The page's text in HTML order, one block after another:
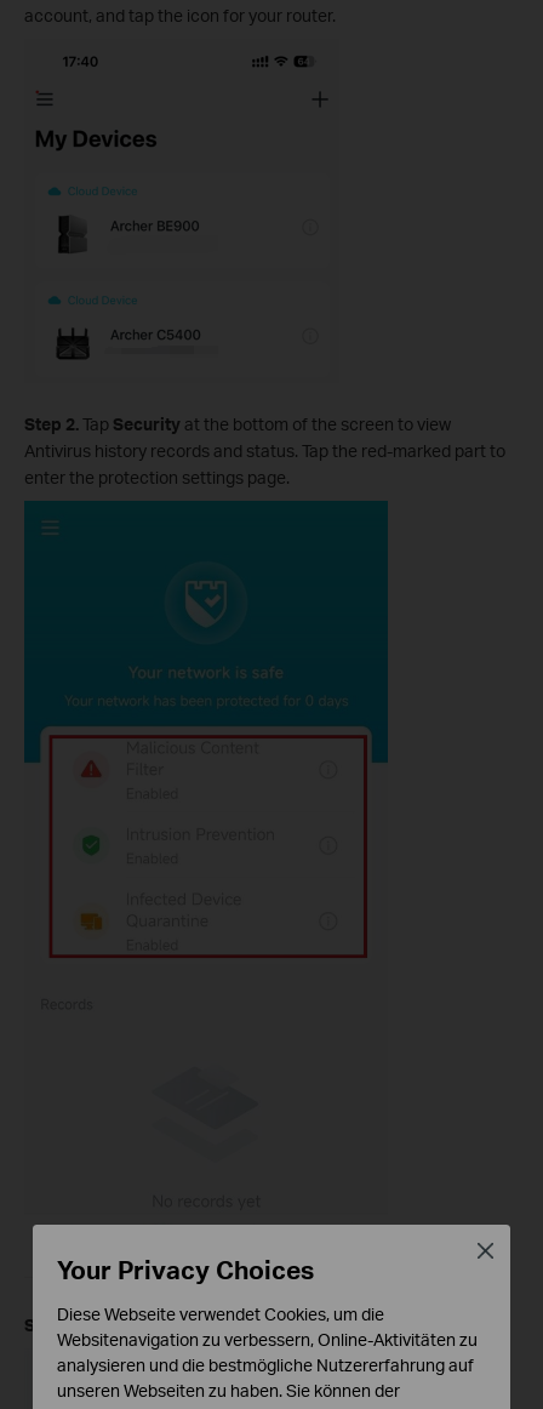
account, and tap the icon for your router.
Step 2.Tap Security at the bottom of the screen to view
Antivirus history records and status. Tap the red-marked part to
enter the protection settings page.
Step 3.Move the sliders to turn the Antivirus services on or off.
Your Privacy Choices
Diese Webseite verwendet Cookies, um die
Websitenavigation zu verbessern, Online-Aktivitäten zu
analysieren und die bestmögliche Nutzererfahrung auf
unseren Webseiten zu haben. Sie können der
Close